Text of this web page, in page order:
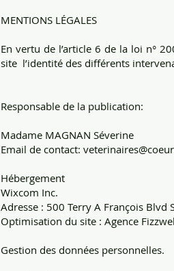
MENTIONS LÉGALES
En vertu de l’article 6 de la loi n°
site l’identité des différents
Responsable de la publication:
Madame MAGNAN Séverine
Email de contact:
Hébergement
Wixcom Inc.
Adresse : 500 Terry A François Blvd
Optimisation du site : Agence
Gestion des données personnelles.